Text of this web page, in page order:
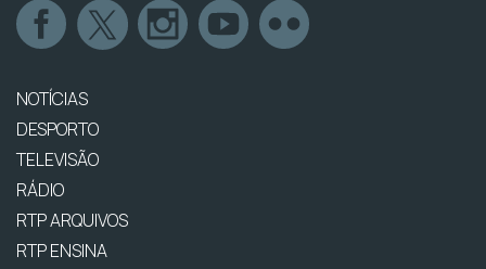
NOTÍCIAS
DESPORTO
TELEVISÃO
RÁDIO
RTP ARQUIVOS
RTP ENSINA